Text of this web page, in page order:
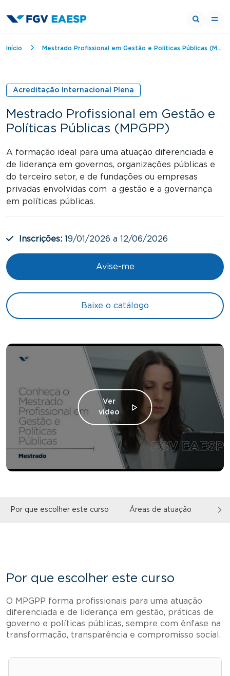
Trilha de navegação
Início Mestrado Profissional em Gestão e Políticas Públicas (MPGPP)
Acreditação Internacional Plena
Mestrado Profissional em Gestão e
Políticas Públicas (MPGPP)
A formação ideal para uma atuação diferenciada e
de liderança em governos, organizações públicas e
do terceiro setor, e de fundações ou empresas
privadas envolvidas com a gestão e a governança
em políticas públicas.
Inscrições: 19/01/2026 a 12/06/2026
Avise-me
Baixe o catálogo
Ver
vídeo
Por que escolher este curso Áreas de atuação
Por que escolher este curso
O MPGPP forma profissionais para uma atuação
diferenciada e de liderança em gestão, práticas de
governo e políticas públicas, sempre com ênfase na
transformação, transparência e compromisso social.